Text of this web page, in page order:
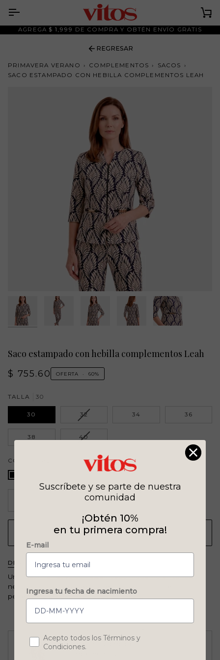
contenido
AGREGA $ 1,999 DE COMPRA Y OBTÉN ENVÍO GRATIS
REGRESAR
PRIMAVERA VERANO › COMPLEMENTOS › SACOS
›
SACO ESTAMPADO CON HEBILLA COMPLEMENTOS LEAH
Saco estampado con hebilla complementos Leah
$ 755.60 OFERTA • 60%
TALLA 30
30 32VARIANTE
O
NO
34 36
38 40VARIANTE
NO
DISPONIBLE
COLOR
negro
AGREGAR AL CARRITO•$ 755.60
DESCRIPCIÓN
Un blusón llamativo con estampado moderno en tonos
neutros. Su caída suave y silueta holgada lo hacen
perfecto para looks relajados y con estilo.
Pantalon estampado recto
Suscríbete y se parte de nuestra
comunidad
¡Obtén 10%
en tu primera compra!
E-mail
Ingresa tu fecha de nacimiento
ConcentAcepto todos los Términos y
Condiciones.